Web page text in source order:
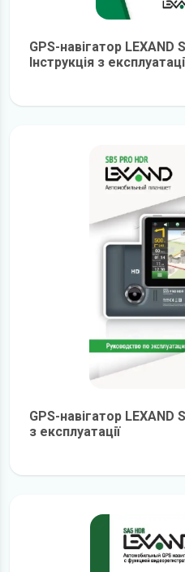
GPS-навігатор LEXAND
Інструкція з
GPS-навігатор LEXAND
з експлуатації